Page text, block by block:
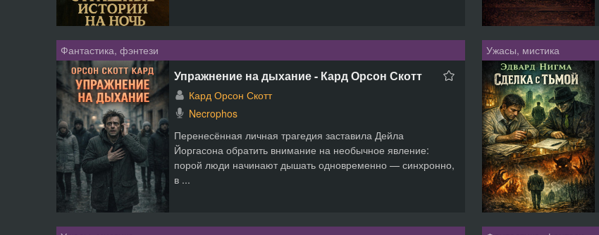
Фантастика, фэнтези
Упражнение на дыхание - Кард Орсон Скотт
Кард Орсон Скотт
Necrophos
Перенесённая личная трагедия заставила Дейла
Йоргасона обратить внимание на необычное явление:
порой люди начинают дышать одновременно — синхронно,
в ...
Ужасы, мистика